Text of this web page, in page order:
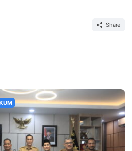
Share